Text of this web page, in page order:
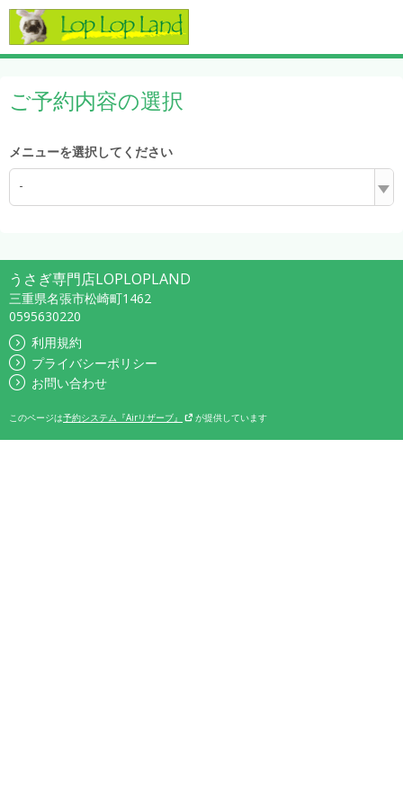
ご予約内容の選択
メニューを選択してください
-
うさぎ専門店LOPLOPLAND
三重県名張市松崎町1462
0595630220
利用規約
プライバシーポリシー
お問い合わせ
このページは予約システム『Airリザーブ』 が提供しています